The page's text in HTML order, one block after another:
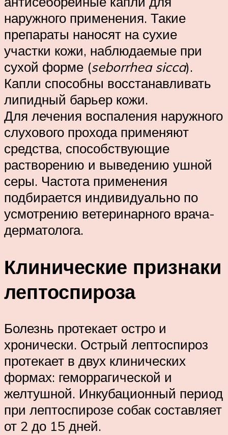
наружного применения. Такие
препараты наносят на сухие
участки кожи, наблюдаемые при
сухой форме (seborrhea sicca).
Капли способны восстанавливать
липидный барьер кожи.
Для лечения воспаления наружного
слухового прохода применяют
средства, способствующие
растворению и выведению ушной
серы. Частота применения
подбирается индивидуально по
усмотрению ветеринарного врача-
дерматолога.
Клинические признаки
лептоспироза
Болезнь протекает остро и
хронически. Острый лептоспироз
протекает в двух клинических
формах: геморрагической и
желтушной. Инкубационный период
при лептоспирозе собак составляет
от 2 до 15 дней.